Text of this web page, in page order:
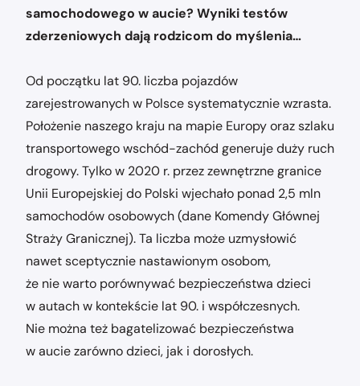
samochodowego w aucie? Wyniki testów
zderzeniowych dają rodzicom do myślenia…
Od początku lat 90. liczba pojazdów
zarejestrowanych w Polsce systematycznie wzrasta.
Położenie naszego kraju na mapie Europy oraz szlaku
transportowego wschód-zachód generuje duży ruch
drogowy. Tylko w 2020 r. przez zewnętrzne granice
Unii Europejskiej do Polski wjechało ponad 2,5 mln
samochodów osobowych (dane Komendy Głównej
Straży Granicznej). Ta liczba może uzmysłowić
nawet sceptycznie nastawionym osobom,
że nie warto porównywać bezpieczeństwa dzieci
w autach w kontekście lat 90. i współczesnych.
Nie można też bagatelizować bezpieczeństwa
w aucie zarówno dzieci, jak i dorosłych.